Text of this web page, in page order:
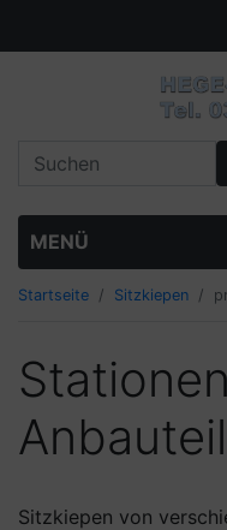
MENÜ
Startseite Sitzkiepen
Sitzkiepen von